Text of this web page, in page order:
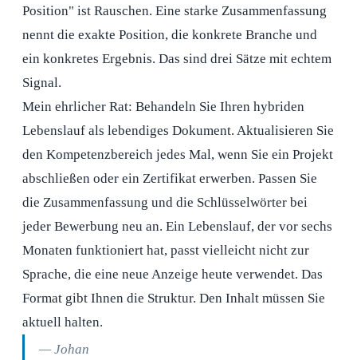
Position" ist Rauschen. Eine starke Zusammenfassung
nennt die exakte Position, die konkrete Branche und
ein konkretes Ergebnis. Das sind drei Sätze mit echtem
Signal.
Mein ehrlicher Rat: Behandeln Sie Ihren hybriden
Lebenslauf als lebendiges Dokument. Aktualisieren Sie
den Kompetenzbereich jedes Mal, wenn Sie ein Projekt
abschließen oder ein Zertifikat erwerben. Passen Sie
die Zusammenfassung und die Schlüsselwörter bei
jeder Bewerbung neu an. Ein Lebenslauf, der vor sechs
Monaten funktioniert hat, passt vielleicht nicht zur
Sprache, die eine neue Anzeige heute verwendet. Das
Format gibt Ihnen die Struktur. Den Inhalt müssen Sie
aktuell halten.
— Johan